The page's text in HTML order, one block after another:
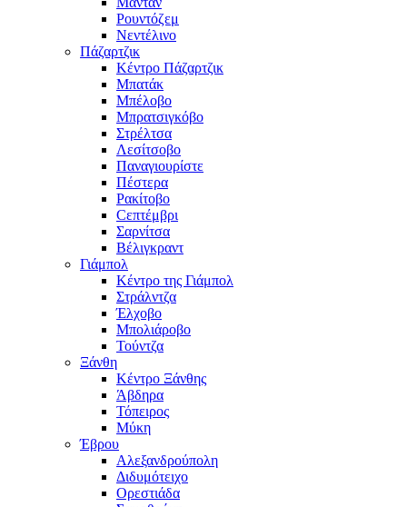
Ρουντόζεμ
Νεντέλινο
Πάζαρτζικ
Κέντρο Πάζαρτζικ
Μπατάκ
Μπέλοβο
Μπρατσιγκόβο
Στρέλτσα
Λεσίτσοβο
Παναγιουρίστε
Πέστερα
Ρακίτοβο
Сεπτέμβρι
Σαρνίτσα
Βέλιγκραντ
Γιάμπολ
Κέντρο της Γιάμπολ
Στράλντζα
Έλχοβο
Μπολιάροβο
Τούντζα
Ξάνθη
Κέντρο Ξάνθης
Άβδηρα
Τόπειρος
Μύκη
Έβρου
Αλεξανδρούπολη
Διδυμότειχο
Ορεστιάδα